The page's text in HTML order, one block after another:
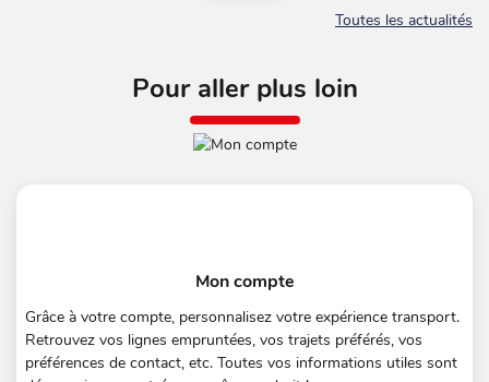
Toutes les actualités
Pour aller plus loin
Mon compte
Grâce à votre compte, personnalisez votre expérience transport.
Retrouvez vos lignes empruntées, vos trajets préférés, vos
préférences de contact, etc. Toutes vos informations utiles sont